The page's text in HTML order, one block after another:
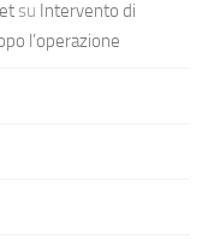
su Intervento di
l’operazione